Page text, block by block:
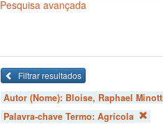
Pesquisa avançada
Filtrar resultados
Autor (Nome): Bloise, Raphael
Palavra-chave Termo: Agrícola